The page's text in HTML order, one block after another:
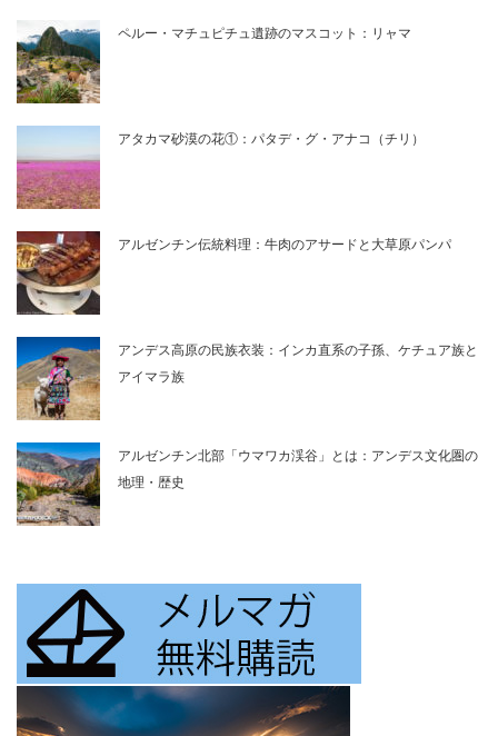
ペルー・マチュピチュ遺跡のマスコット：リャマ
アタカマ砂漠の花①：パタデ・グ・アナコ（チリ）
アルゼンチン伝統料理：牛肉のアサードと大草原パンパ
アンデス高原の民族衣装：インカ直系の子孫、ケチュア族と
アイマラ族
アルゼンチン北部「ウマワカ渓谷」とは：アンデス文化圏の
地理・歴史